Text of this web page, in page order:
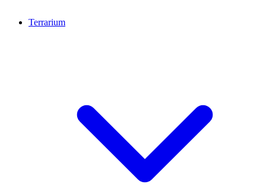
Terrarium